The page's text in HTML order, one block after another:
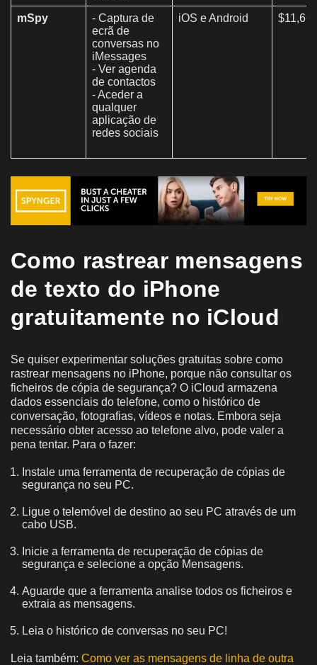
mSpy
- Captura de
ecrã de
conversas no
iMessages
- Ver agenda
de contactos
- Aceder a
qualquer
aplicação de
redes sociais
iOS e Android
Como rastrear mensagens
de texto do iPhone
gratuitamente no iCloud
Se quiser experimentar soluções gratuitas sobre como
rastrear mensagens no iPhone, porque não consultar os
ficheiros de cópia de segurança? O iCloud armazena
dados essenciais do telefone, como o histórico de
conversação, fotografias, vídeos e notas. Embora seja
necessário obter acesso ao telefone alvo, pode valer a
pena tentar. Para o fazer:
Instale uma ferramenta de recuperação de cópias de
segurança no seu PC.
Ligue o telemóvel de destino ao seu PC através de um
cabo USB.
Inicie a ferramenta de recuperação de cópias de
segurança e selecione a opção Mensagens.
Aguarde que a ferramenta analise todos os ficheiros e
extraia as mensagens.
Leia o histórico de conversas no seu PC!
Leia também: Como ver as mensagens de linha de outra